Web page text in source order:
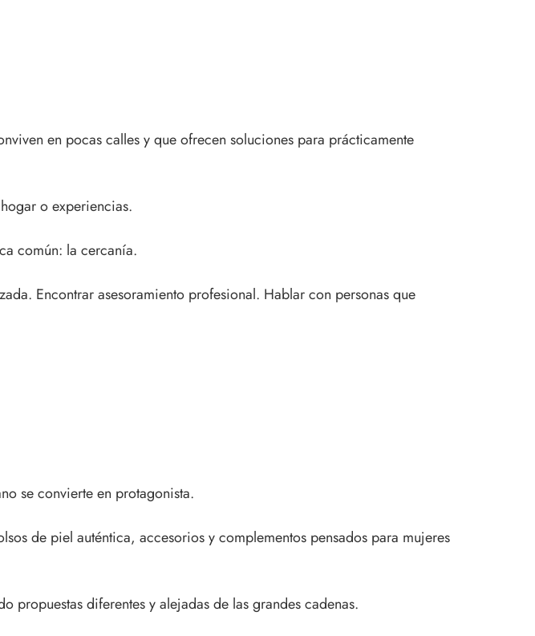
en pocas calles y que ofrecen soluciones para prácticamente
o experiencias.
común: la cercanía.
Encontrar asesoramiento profesional. Hablar con personas que
se convierte en protagonista.
de piel auténtica, accesorios y complementos pensados para mujeres
propuestas diferentes y alejadas de las grandes cadenas.